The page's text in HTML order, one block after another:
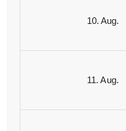
10. Aug.
11. Aug.